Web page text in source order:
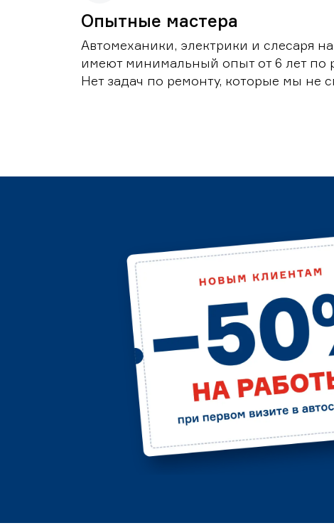
Опытные мастера
Автомеханики, электрики и слесаря
имеют минимальный опыт от 6 лет по
Нет задач по ремонту, которые мы не